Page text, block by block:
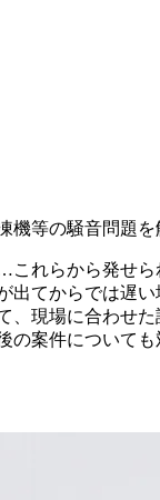
機等の騒音問題
れらから発せら
てからでは遅い
、現場に合わせ
案件についても